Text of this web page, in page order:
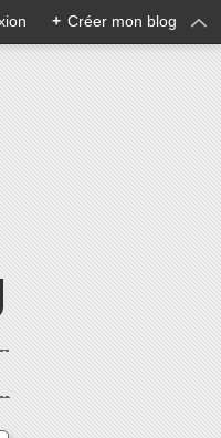
+ Créer mon blog